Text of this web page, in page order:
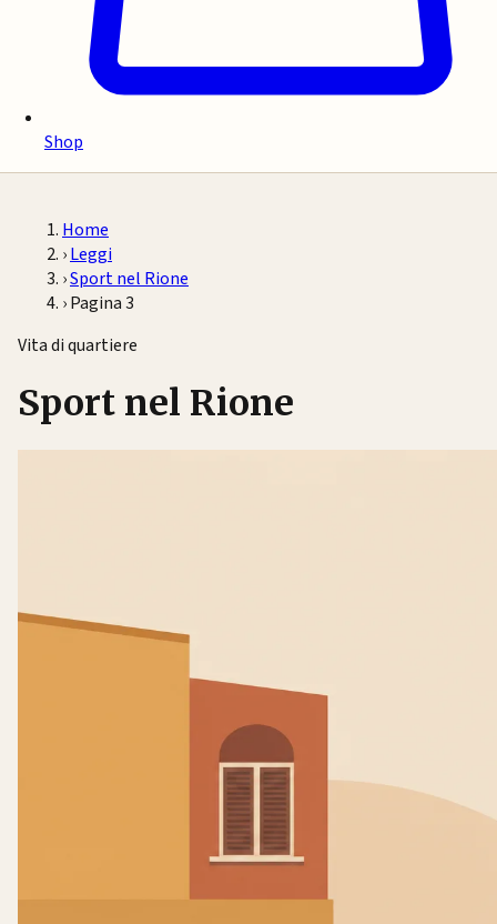
Shop
Home
›Leggi
›Sport nel Rione
›Pagina 3
Vita di quartiere
Sport nel Rione